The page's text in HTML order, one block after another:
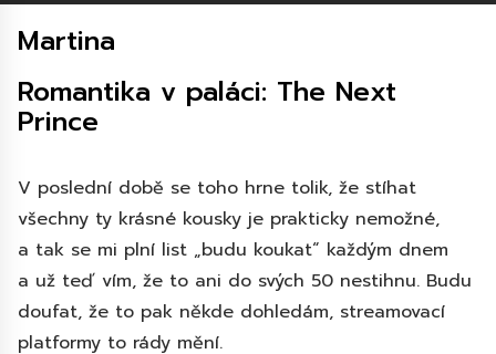
Martina
Romantika v paláci: The Next
Prince
V poslední době se toho hrne tolik, že stíhat
všechny ty krásné kousky je prakticky nemožné,
a tak se mi plní list „budu koukat“ každým dnem
a už teď vím, že to ani do svých 50 nestihnu. Budu
doufat, že to pak někde dohledám, streamovací
platformy to rády mění.